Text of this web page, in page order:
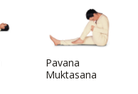
Pavana
Muktasana